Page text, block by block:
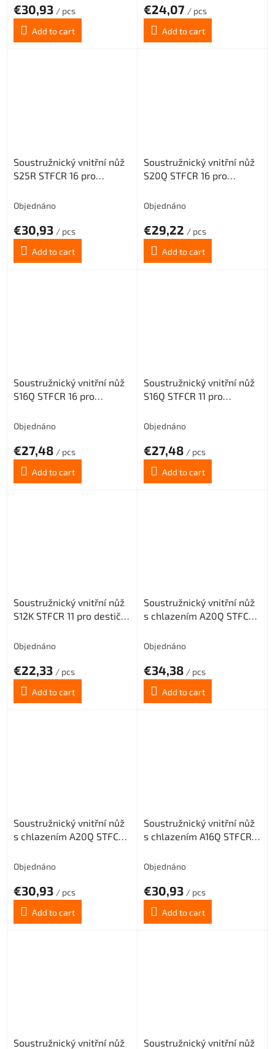
€30,93 / pcs
Add to cart
€24,07 / pcs
Add to cart
Soustružnický vnitřní nůž
S25R STFCR 16 pro
(pravý)
Objednáno
€30,93 / pcs
Add to cart
Soustružnický vnitřní nůž
S20Q STFCR 16 pro
(pravý)
Objednáno
€29,22 / pcs
Add to cart
Soustružnický vnitřní nůž
S16Q STFCR 16 pro
(pravý)
Objednáno
€27,48 / pcs
Add to cart
Soustružnický vnitřní nůž
S16Q STFCR 11 pro
(pravý)
Objednáno
€27,48 / pcs
Add to cart
Soustružnický vnitřní nůž
S12K STFCR 11 pro destičky
Objednáno
€22,33 / pcs
Add to cart
Soustružnický vnitřní nůž
s chlazením A20Q STFCR
16T3.. (pravý)
Objednáno
€34,38 / pcs
Add to cart
Soustružnický vnitřní nůž
s chlazením A20Q STFCR
16T3.. (pravý)
Objednáno
€30,93 / pcs
Add to cart
Soustružnický vnitřní nůž
s chlazením A16Q STFCR
16T3.. (pravý)
Objednáno
€30,93 / pcs
Add to cart
Soustružnický vnitřní nůž Soustružnický vnitřní nůž